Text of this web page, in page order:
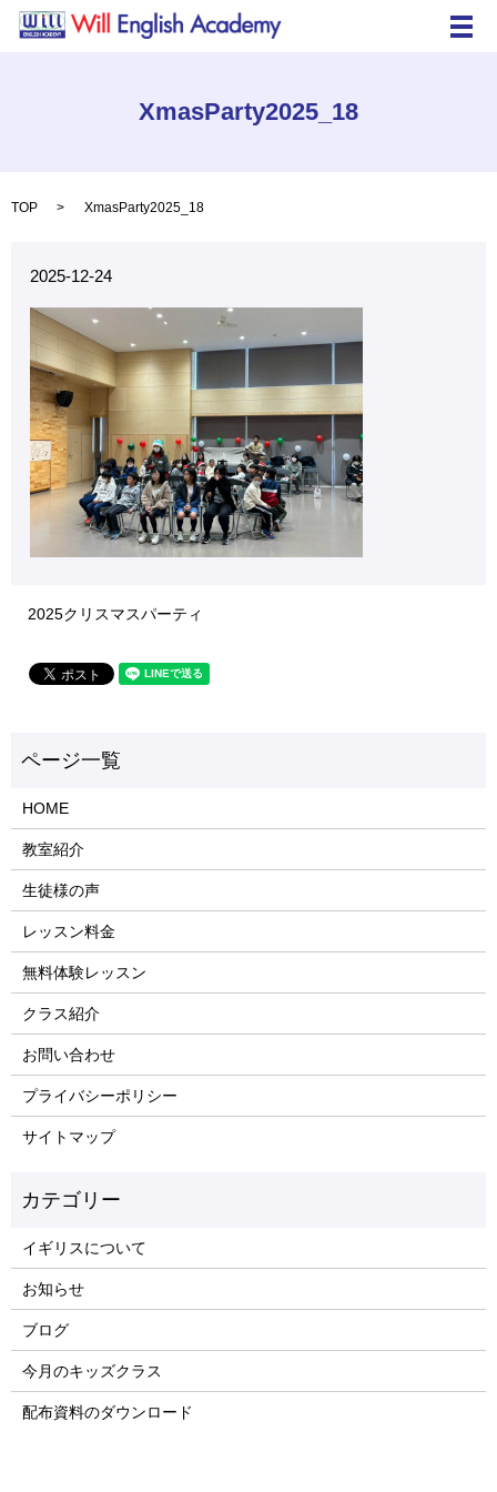
メ
XmasParty2025_18
TOP XmasParty2025_18
2025-12-24
2025クリスマスパーティ
HOME
教室紹介
生徒様の声
レッスン料金
無料体験レッスン
クラス紹介
お問い合わせ
プライバシーポリシー
サイトマップ
イギリスについて
お知らせ
ブログ
今月のキッズクラス
配布資料のダウンロード